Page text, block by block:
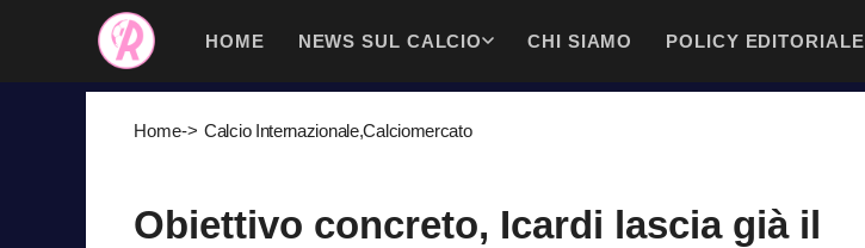
contenuto
HOME NEWS SUL CALCIO CHI SIAMO POLICY EDITORIALE
Home-> Calcio Internazionale,Calciomercato
Obiettivo concreto, Icardi lascia già il